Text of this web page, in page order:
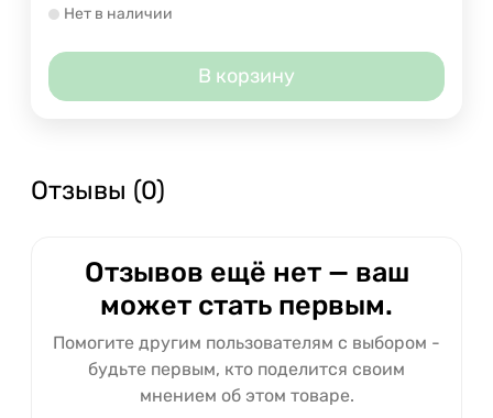
Нет в наличии
В корзину
Отзывы (0)
Отзывов ещё нет — ваш
может стать первым.
Помогите другим пользователям с выбором -
будьте первым, кто поделится своим
мнением об этом товаре.